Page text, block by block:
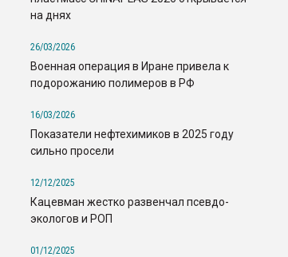
на днях
26/03/2026
Военная операция в Иране привела к
подорожанию полимеров в РФ
16/03/2026
Показатели нефтехимиков в 2025 году
сильно просели
12/12/2025
Кацевман жестко развенчал псевдо-
экологов и РОП
01/12/2025